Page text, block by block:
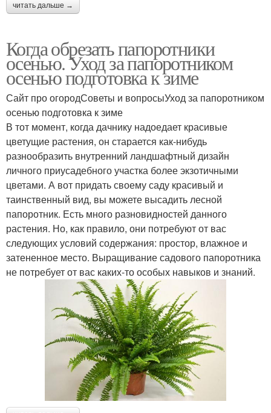
читать дальше →
Когда обрезать папоротники
осенью. Уход за папоротником
осенью подготовка к зиме
Сайт про огородСоветы и вопросыУход за папоротником
осенью подготовка к зиме
В тот момент, когда дачнику надоедает красивые
цветущие растения, он старается как-нибудь
разнообразить внутренний ландшафтный дизайн
личного приусадебного участка более экзотичными
цветами. А вот придать своему саду красивый и
таинственный вид, вы можете высадить лесной
папоротник. Есть много разновидностей данного
растения. Но, как правило, они потребуют от вас
следующих условий содержания: простор, влажное и
затененное место. Выращивание садового папоротника
не потребует от вас каких-то особых навыков и знаний.